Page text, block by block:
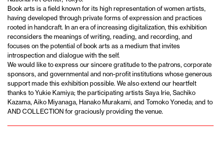
Book arts is a field known for its high representation of women artists,
having developed through private forms of expression and practices
rooted in handcraft. In an era of increasing digitalization, this exhibition
reconsiders the meanings of writing, reading, and recording, and
focuses on the potential of book arts as a medium that invites
introspection and dialogue with the self.
We would like to express our sincere gratitude to the patrons, corporate
sponsors, and governmental and non-profit institutions whose generous
support made this exhibition possible. We also extend our heartfelt
thanks to Yukie Kamiya; the participating artists Saya Irie, Sachiko
Kazama, Aiko Miyanaga, Hanako Murakami, and Tomoko Yoneda; and to
AND COLLECTION for graciously providing the venue.